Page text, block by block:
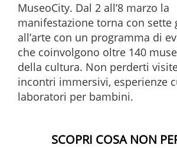
MuseoCity. Dal 2 all’8 marzo la
manifestazione torna con sette
all’arte con un programma di
che coinvolgono oltre 140
della cultura. Non perderti
incontri immersivi, esperienze
laboratori per bambini.
SCOPRI COSA NON